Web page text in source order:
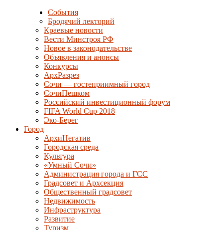
События
Бродячий лекторий
Краевые новости
Вести Минстроя РФ
Новое в законодательстве
Объявления и анонсы
Конкурсы
АрхРазрез
Сочи — гостеприимный город
СочиПешком
Российский инвестиционный форум
FIFA World Cup 2018
Эко-Берег
Город
АрхиНегатив
Городская среда
Культура
«Умный Сочи»
Администрация города и ГСС
Градсовет и Архсекция
Общественный градсовет
Недвижимость
Инфраструктура
Развитие
Туризм